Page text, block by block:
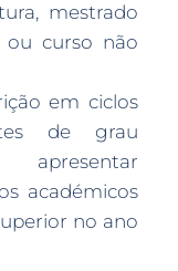
mestrado
curso não
em ciclos
de grau
académicos
no ano